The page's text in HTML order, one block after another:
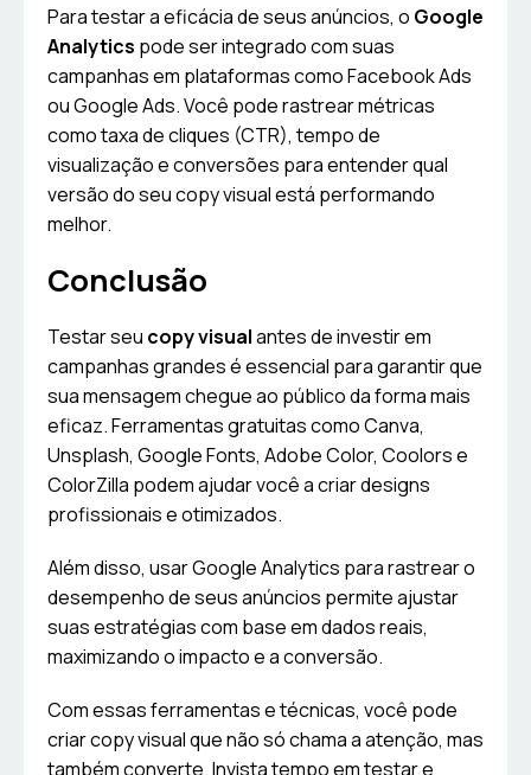
Para testar a eficácia de seus anúncios, o Google
Analytics pode ser integrado com suas
campanhas em plataformas como Facebook Ads
ou Google Ads. Você pode rastrear métricas
como taxa de cliques (CTR), tempo de
visualização e conversões para entender qual
versão do seu copy visual está performando
melhor.
Conclusão
Testar seu copy visualantes de investir em
campanhas grandes é essencial para garantir que
sua mensagem chegue ao público da forma mais
eficaz. Ferramentas gratuitas como Canva,
Unsplash, Google Fonts, Adobe Color, Coolors e
ColorZilla podem ajudar você a criar designs
profissionais e otimizados.
Além disso, usar Google Analytics para rastrear o
desempenho de seus anúncios permite ajustar
suas estratégias com base em dados reais,
maximizando o impacto e a conversão.
Com essas ferramentas e técnicas, você pode
criar copy visual que não só chama a atenção, mas
também converte. Invista tempo em testar e